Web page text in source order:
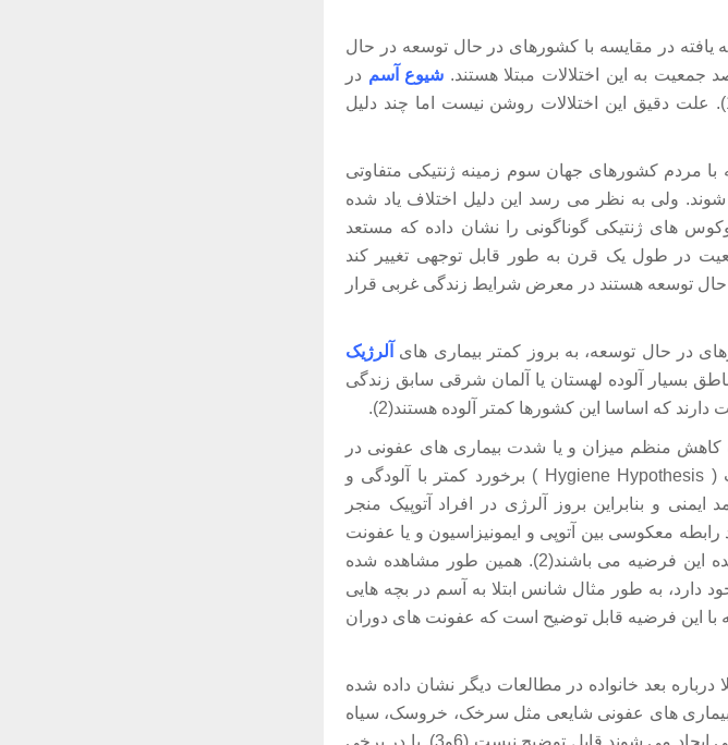
یافته در مقایسه با کشورهای در حال توسعه در حال
شیوع آسم در
جوامع غربی در 20 سال اخیر دو برابر شده است (2و1). علت دقیق این اختلالات روشن نیست اما چند دلیل
مردم کشورهای جهان سوم زمینه ژنتیکی متفاوتی
شوند. ولی به نظر می رسد این دلیل اختلاف یاد شده
های ژنتیکی گوناگونی را نشان داده که مستعد
در طول یک قرن به طور قابل توجهی تغییر کند
حال توسعه هستند در معرض شرایط زندگی غربی قرار
آلرژیک
بسیار آلوده لهستان یا آلمان شرقی سابق زندگی
که اساسا این کشورها کمتر آلوده هستند(2).
کاهش منظم میزان و یا شدت بیماری های عفونی در
جهان توسعه یافته باشد (3و2). مطابق فرضیه بهداشت ( Hygiene Hypothesis ) برخورد کمتر با آلودگی و
و بنابراین بروز آلرژی در افراد آتوپیک منجر
معکوسی بین آتوپی و ایمونیزاسیون و یا عفونت
با مایکوباکتریا، سرخک یا هپاتیت A وجود دارد تأ;یید کننده این فرضیه می باشند(2). همین طور مشاهده شده
دارد، به طور مثال شانس ابتلا به آسم در بچه هایی
با این فرضیه قابل توضیح است که عفونت های دوران
بعد خانواده در مطالعات دیگر نشان داده شده
بیماری های عفونی شایعی مثل سرخک، خروسک، سیاه
سرفه، آبله مرغان، سرخجه و اوریون که در دوران کودکی ایجاد می شوند قابل توضیح نیست (6و3). یا در برخی